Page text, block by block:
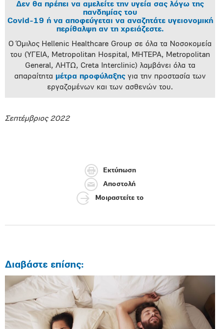
Δεν θα πρέπει να αμελείτε την υγεία σας λόγω της
πανδημίας του
Covid-19 ή να αποφεύγεται να αναζητάτε υγειονομική
περίθαλψη αν τη χρειάζεστε.
Ο Όμιλος Hellenic Healthcare Group σε όλα τα Νοσοκομεία
του (ΥΓΕΙΑ, Metropolitan Hospital, ΜΗΤΕΡΑ, Metropolitan
General, ΛΗΤΩ, Creta Interclinic) λαμβάνει όλα τα
απαραίτητα μέτρα προφύλαξης για την προστασία των
εργαζομένων και των ασθενών του.
Σεπτέμβριος 2022
Εκτύπωση
Αποστολή
Μοιραστείτε το
Διαβάστε επίσης: